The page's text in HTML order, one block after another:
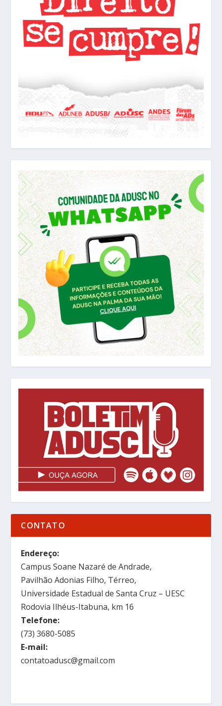
CONTATO
Endereço:
Campus Soane Nazaré de Andrade,
Pavilhão Adonias Filho, Térreo,
Universidade Estadual de Santa Cruz – UESC
Rodovia Ilhéus-Itabuna, km 16
Telefone:
(73) 3680-5085
E-mail:
contatoadusc@gmail.com